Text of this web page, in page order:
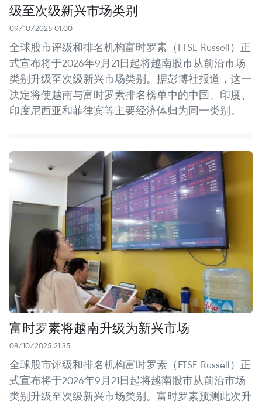
级至次级新兴市场类别
09/10/2025 01:00
全球股市评级和排名机构富时罗素（FTSE Russell）正
式宣布将于2026年9月21日起将越南股市从前沿市场
类别升级至次级新兴市场类别。据彭博社报道，这一
决定将使越南与富时罗素排名榜单中的中国、印度、
印度尼西亚和菲律宾等主要经济体归为同一类别。
富时罗素将越南升级为新兴市场
08/10/2025 21:35
全球股市评级和排名机构富时罗素（FTSE Russell）正
式宣布将于2026年9月21日起将越南股市从前沿市场
类别升级至次级新兴市场类别。富时罗素预测此次升